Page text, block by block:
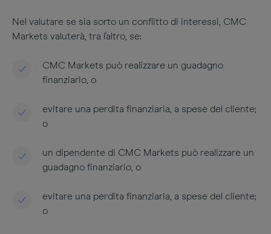
Nel valutare se sia sorto un conflitto di interessi, CMC
Markets valuterà, tra l'altro, se:
CMC Markets può realizzare un guadagno
finanziario, o
evitare una perdita finanziaria, a spese del cliente;
o
un dipendente di CMC Markets può realizzare un
guadagno finanziario, o
evitare una perdita finanziaria, a spese del cliente;
o